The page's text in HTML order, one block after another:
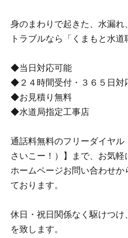
身のまわりで起きた、水漏
トラブルなら「くまもと水道
◆当日対応可能
◆２４時間受付・３６５日対
◆お見積り無料
◆水道局指定工事店
通話料無料のフリーダイヤル
さいこー！）】まで、お気軽
ホームページお問い合わせ
ております。
休日・祝日関係なく駆けつ
を致します。